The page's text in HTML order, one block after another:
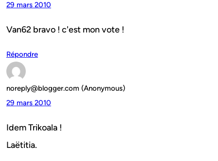
29 mars 2010
Van62 bravo ! c'est mon vote !
Répondre
noreply@blogger.com (Anonymous)
29 mars 2010
Idem Trikoala !
Laëtitia.